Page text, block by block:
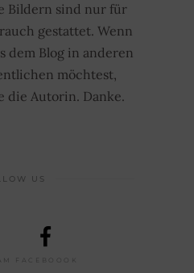
Bildern sind nur für
gestattet. Wenn
dem Blog in anderen
möchtest,
die Autorin. Danke.
US
FACEBOOOK